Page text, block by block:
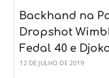
Backhand na
Dropshot
Fedal 40 e
12 DE JULHO DE 2019